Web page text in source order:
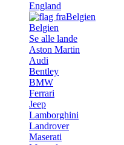
England
Belgien
Se alle lande
Aston Martin
Audi
Bentley
BMW
Ferrari
Jeep
Lamborghini
Landrover
Maserati